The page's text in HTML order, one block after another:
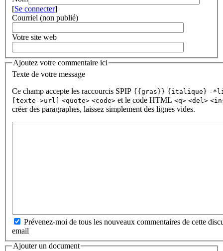
[Se connecter]
Courriel (non publié)
Votre site web
Ajoutez votre commentaire ici
Texte de votre message
Ce champ accepte les raccourcis SPIP {{gras}} {italique} -
[texte->url]
<quote> <code> et le code HTML <q> <del>
créer des paragraphes, laissez simplement des lignes vides.
Prévenez-moi de tous les nouveaux commentaires de cette
email
Ajouter un document